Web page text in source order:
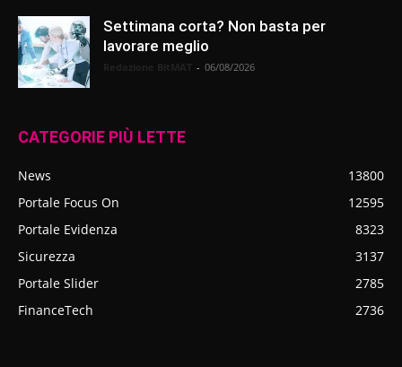
Settimana corta? Non basta per
lavorare meglio
- 06/08/2026
CATEGORIE PIÙ LETTE
News
13800
Portale Focus On
12595
Portale Evidenza
8323
Sicurezza
3137
Portale Slider
2785
FinanceTech
2736